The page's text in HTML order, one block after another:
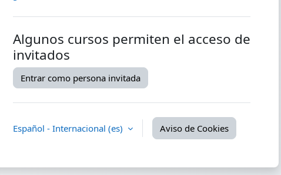
Algunos cursos permiten el acceso de
invitados
Entrar como persona invitada
Español - Internacional ‎(es)‎ Aviso de Cookies